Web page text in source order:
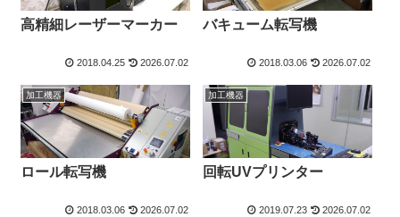
高精細レーザーマーカー
2018.04.25 2026.07.02
バキューム転写機
2018.03.06 2026.07.02
加工機器
ロール転写機
2018.03.06 2026.07.02
加工機器
回転UVプリンター
2019.07.23 2026.07.02